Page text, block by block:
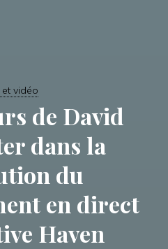
et vidéo
de David
dans la
du
en direct
Haven